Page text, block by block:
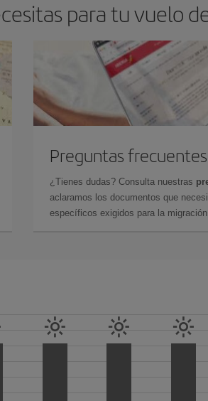
para tu vuelo
Preguntas frecuentes
¿Tienes dudas? Consulta nuestras
aclaramos los documentos que
específicos exigidos para la migración